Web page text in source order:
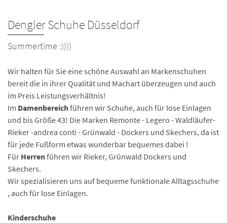
Dengler Schuhe Düsseldorf
Summertime :))))
Wir halten für Sie eine schöne Auswahl an Markenschuhen
bereit die in ihrer Qualität und Machart überzeugen und auch
im Preis Leistungsverhältnis!
Im Damenbereichführen wir Schuhe, auch für lose Einlagen
und bis Größe 43! Die Marken Remonte - Legero - Waldläufer-
Rieker -andrea conti - Grünwald - Dockers und Skechers, da ist
für jede Fußform etwas wunderbar bequemes dabei !
Für Herrenführen wir Rieker, Grünwald Dockers und
Skechers.
Wir spezialisieren uns auf bequeme funktionale Alltagsschuhe
, auch für lose Einlagen.
Kinderschuhe